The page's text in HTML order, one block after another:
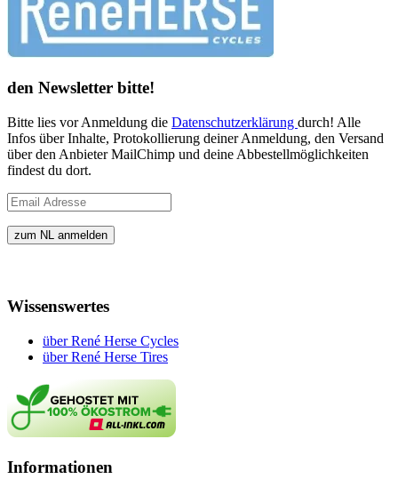
den Newsletter bitte!
Bitte lies vor Anmeldung die Datenschutzerklärung durch! Alle
Infos über Inhalte, Protokollierung deiner Anmeldung, den Versand
über den Anbieter MailChimp und deine Abbestellmöglichkeiten
findest du dort.
Wissenswertes
über René Herse Cycles
über René Herse Tires
Informationen